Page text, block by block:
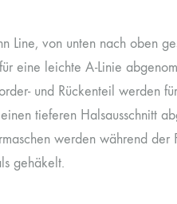
Line, von unten nach oben
eine leichte A-Linie
und Rückenteil werden
tieferen Halsausschnitt
werden während der
gehäkelt.